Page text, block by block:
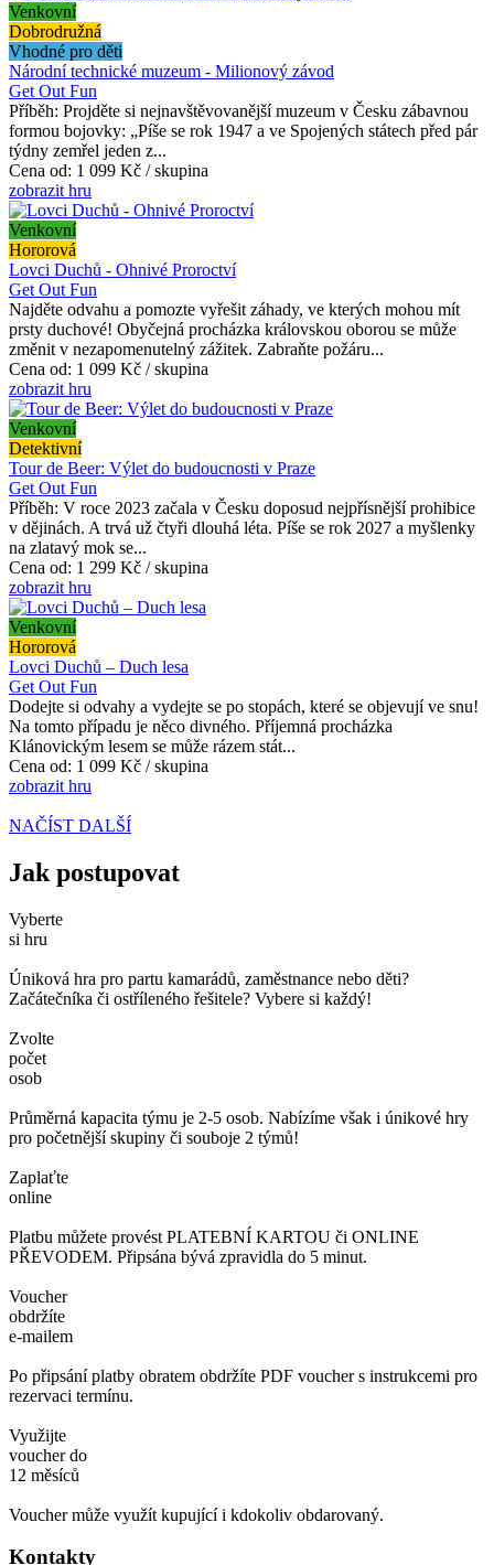
Venkovní
Dobrodružná
Vhodné pro děti
Národní technické muzeum - Milionový závod
Get Out Fun
Příběh: Projděte si nejnavštěvovanější muzeum v Česku zábavnou
formou bojovky: „Píše se rok 1947 a ve Spojených státech před pár
týdny zemřel jeden z...
Cena od: 1 099 Kč / skupina
zobrazit hru
Venkovní
Hororová
Lovci Duchů - Ohnivé Proroctví
Get Out Fun
Najděte odvahu a pomozte vyřešit záhady, ve kterých mohou mít
prsty duchové! Obyčejná procházka královskou oborou se může
změnit v nezapomenutelný zážitek. Zabraňte požáru...
Cena od: 1 099 Kč / skupina
zobrazit hru
Venkovní
Detektivní
Tour de Beer: Výlet do budoucnosti v Praze
Get Out Fun
Příběh: V roce 2023 začala v Česku doposud nejpřísnější prohibice
v dějinách. A trvá už čtyři dlouhá léta. Píše se rok 2027 a myšlenky
na zlatavý mok se...
Cena od: 1 299 Kč / skupina
zobrazit hru
Venkovní
Hororová
Lovci Duchů – Duch lesa
Get Out Fun
Dodejte si odvahy a vydejte se po stopách, které se objevují ve snu!
Na tomto případu je něco divného. Příjemná procházka
Klánovickým lesem se může rázem stát...
Cena od: 1 099 Kč / skupina
zobrazit hru
NAČÍST DALŠÍ
Jak postupovat
Vyberte
si hru
Úniková hra pro partu kamarádů, zaměstnance nebo děti?
Začátečníka či ostříleného řešitele? Vybere si každý!
Zvolte
počet
osob
Průměrná kapacita týmu je 2-5 osob. Nabízíme však i únikové hry
pro početnější skupiny či souboje 2 týmů!
Zaplaťte
online
Platbu můžete provést PLATEBNÍ KARTOU či ONLINE
PŘEVODEM. Připsána bývá zpravidla do 5 minut.
Voucher
obdržíte
e-mailem
Po připsání platby obratem obdržíte PDF voucher s instrukcemi pro
rezervaci termínu.
Využijte
voucher do
12 měsíců
Voucher může využít kupující i kdokoliv obdarovaný.
Kontakty